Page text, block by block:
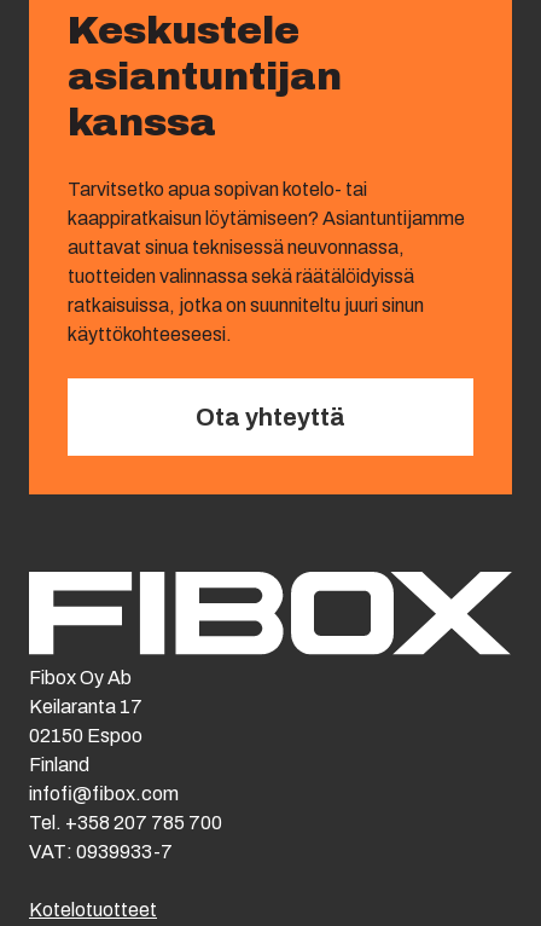
Keskustele
asiantuntijan
kanssa
Tarvitsetko apua sopivan kotelo- tai
kaappiratkaisun löytämiseen? Asiantuntijamme
auttavat sinua teknisessä neuvonnassa,
tuotteiden valinnassa sekä räätälöidyissä
ratkaisuissa, jotka on suunniteltu juuri sinun
käyttökohteeseesi.
Ota yhteyttä
Kotelotuotteet
Fibox Oy Ab
Keilaranta 17
02150 Espoo
Finland
infofi@fibox.com
Tel. +358 207 785 700
VAT: 0939933-7